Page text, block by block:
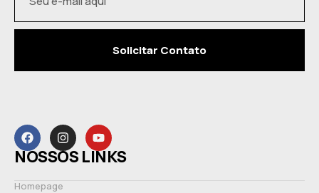
Solicitar Contato
NOSSOS LINKS
Homepage